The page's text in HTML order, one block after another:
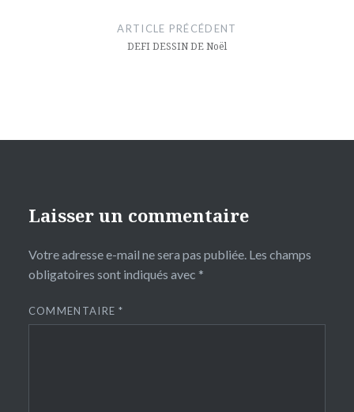
ARTICLE PRÉCÉDENT
DEFI DESSIN DE Noël
Laisser un commentaire
Votre adresse e-mail ne sera pas publiée. Les champs
obligatoires sont indiqués avec *
COMMENTAIRE*